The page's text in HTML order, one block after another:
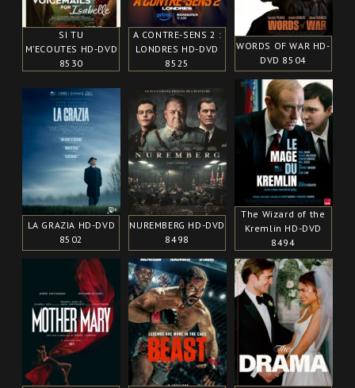
SI TU
M’ECOUTES HD-DVD
8530
A CONTRE-SENS 2 :
LONDRES HD-DVD
8525
WORDS OF WAR HD-
DVD 8504
LA GRAZIA HD-DVD
8502
NUREMBERG HD-DVD
8498
The Wizard of the
Kremlin HD-DVD
8494